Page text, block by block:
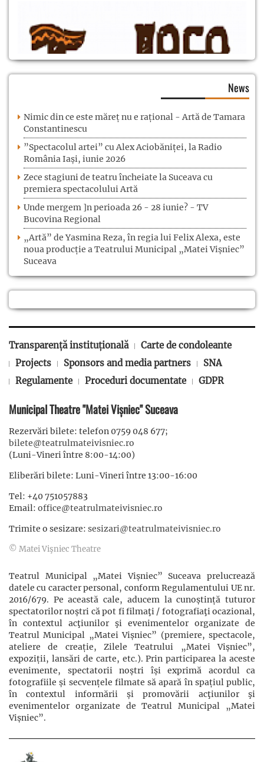
News
Nimic din ce este măreț nu e rațional - Artă de Tamara
Constantinescu
”Spectacolul artei” cu Alex Aciobăniței, la Radio
România Iași, iunie 2026
Zece stagiuni de teatru încheiate la Suceava cu
premiera spectacolului Artă
Unde mergem ]n perioada 26 - 28 iunie? - TV
Bucovina Regional
„Artă” de Yasmina Reza, în regia lui Felix Alexa, este
noua producție a Teatrului Municipal „Matei Vișniec”
Suceava
Transparență instituțională
Carte de condoleante
Projects
Sponsors and media partners
SNA
Regulamente
Proceduri documentate GDPR
Municipal Theatre "Matei Vișniec" Suceava
Rezervări bilete: telefon 0759 048 677;
bilete@teatrulmateivisniec.ro
(Luni-Vineri între 8:00-14:00)
Eliberări bilete: Luni-Vineri între 13:00-16:00
Tel: +40 751057883
Email: office@teatrulmateivisniec.ro
Trimite o sesizare: sesizari@teatrulmateivisniec.ro
© Matei Vişniec Theatre
Teatrul Municipal „Matei Vișniec” Suceava prelucrează
datele cu caracter personal, conform Regulamentului UE nr.
2016/679. Pe această cale, aducem la cunoștință tuturor
spectatorilor noștri că pot fi filmaţi / fotografiaţi ocazional,
în contextul acţiunilor şi evenimentelor organizate de
Teatrul Municipal „Matei Vișniec” (premiere, spectacole,
ateliere de creație, Zilele Teatrului „Matei Vișniec”,
expoziții, lansări de carte, etc.). Prin participarea la aceste
evenimente, spectatorii noștri își exprimă acordul ca
fotografiile și secvențele filmate să apară în spațiul public,
în contextul informării și promovării acţiunilor şi
evenimentelor organizate de Teatrul Municipal „Matei
Vișniec”.